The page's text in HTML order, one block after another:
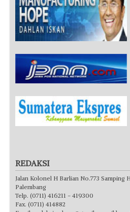
REDAKSI
Jalan Kolonel H Barlian No.773 Samping
Palembang
Telp. (0711) 416211 - 419300
Fax. (0711) 414882